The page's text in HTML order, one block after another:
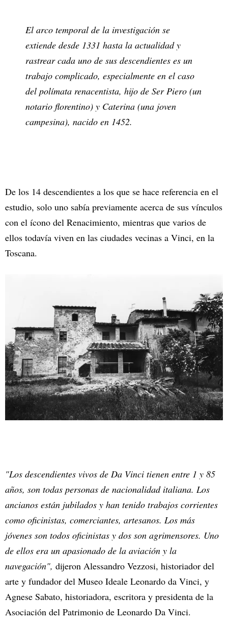
El arco temporal de la investigación se
extiende desde 1331 hasta la actualidad y
rastrear cada uno de sus descendientes es un
trabajo complicado, especialmente en el caso
del polímata renacentista, hijo de Ser Piero (un
notario florentino) y Caterina (una joven
campesina), nacido en 1452.
De los 14 descendientes a los que se hace referencia en el
estudio, solo uno sabía previamente acerca de sus vínculos
con el ícono del Renacimiento, mientras que varios de
ellos todavía viven en las ciudades vecinas a Vinci, en la
Toscana.
"Los descendientes vivos de Da Vinci tienen entre 1 y 85
años, son todas personas de nacionalidad italiana. Los
ancianos están jubilados y han tenido trabajos corrientes
como oficinistas, comerciantes, artesanos. Los más
jóvenes son todos oficinistas y dos son agrimensores. Uno
de ellos era un apasionado de la aviación y la
navegación", dijeron Alessandro Vezzosi, historiador del
arte y fundador del Museo Ideale Leonardo da Vinci, y
Agnese Sabato, historiadora, escritora y presidenta de la
Asociación del Patrimonio de Leonardo Da Vinci.